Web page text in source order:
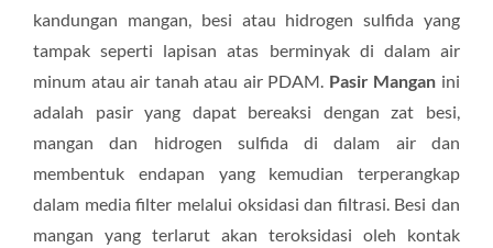
kandungan mangan, besi atau hidrogen sulfida yang
tampak seperti lapisan atas berminyak di dalam air
minum atau air tanah atau air PDAM. Pasir Mangan ini
adalah pasir yang dapat bereaksi dengan zat besi,
mangan dan hidrogen sulfida di dalam air dan
membentuk endapan yang kemudian terperangkap
dalam media filter melalui oksidasi dan filtrasi. Besi dan
mangan yang terlarut akan teroksidasi oleh kontak